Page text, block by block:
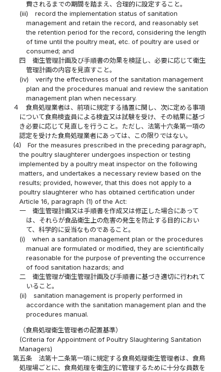
費されるまでの期間を踏まえ、合理的に設定すること。
(iii)
record the implementation status of sanitation
management and retain the record, and reasonably set
the retention period for the record, considering the length
of time until the poultry meat, etc. of poultry are used or
consumed; and
四
衛生管理計画及び手順書の効果を検証し、必要に応じて衛生
管理計画の内容を見直すこと。
(iv)
verify the effectiveness of the sanitation management
plan and the procedures manual and review the sanitation
management plan when necessary.
４
食鳥処理業者は、前項に規定する措置に関し、次に定める事項
について食鳥検査員による検査又は試験を受け、その結果に基づ
き必要に応じて見直しを行うこと。ただし、法第十六条第一項の
認定を受けた食鳥処理業者にあっては、この限りではない。
(4)
For the measures prescribed in the preceding paragraph,
the poultry slaughterer undergoes inspection or testing
implemented by a poultry meat inspector on the following
matters, and undertakes a necessary review based on the
results; provided, however, that this does not apply to a
poultry slaughterer who has obtained certification under
Article 16, paragraph (1) of the Act:
一
衛生管理計画又は手順書を作成又は修正した場合にあって
は、それらが食品衛生上の危害の発生を防止する目的におい
て、科学的に妥当なものであること。
(i)
when a sanitation management plan or the procedures
manual are formulated or modified, they are scientifically
reasonable for the purpose of preventing the occurrence
of food sanitation hazards; and
二
衛生管理が衛生管理計画及び手順書に基づき適切に行われて
いること。
(ii)
sanitation management is properly performed in
accordance with the sanitation management plan and the
procedures manual.
（食鳥処理衛生管理者の配置基準）
(Criteria for Appointment of Poultry Slaughtering Sanitation
Managers)
第五条
法第十二条第一項に規定する食鳥処理衛生管理者は、食鳥
処理場ごとに、食鳥処理を衛生的に管理するために十分な員数を